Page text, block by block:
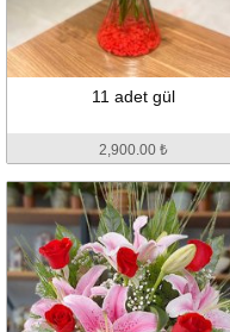
11 adet gül
2,900.00 ₺